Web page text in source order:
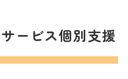
られる個別支援プログラム
ービス個別支援